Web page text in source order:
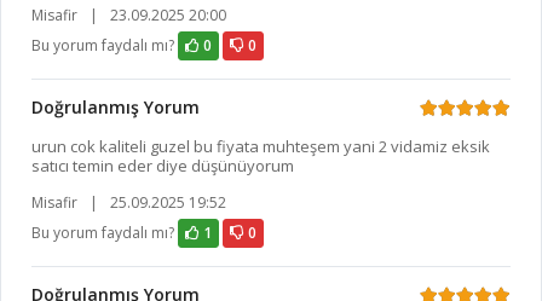
Misafir |
23.09.2025 20:00
Bu yorum faydalı mı?
0 0
Doğrulanmış Yorum
urun cok kaliteli guzel bu fiyata muhteşem yani 2 vidamiz eksik
satıcı temin eder diye düşünüyorum
Misafir |
25.09.2025 19:52
Bu yorum faydalı mı?
1 0
Doğrulanmış Yorum